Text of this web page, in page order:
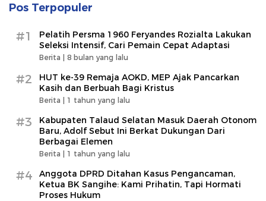
Pos Terpopuler
#1
Pelatih Persma 1960 Feryandes Rozialta Lakukan
Seleksi Intensif, Cari Pemain Cepat Adaptasi​
Berita | 8 bulan yang lalu
#2
HUT ke-39 Remaja AOKD, MEP Ajak Pancarkan
Kasih dan Berbuah Bagi Kristus
Berita | 1 tahun yang lalu
#3
Kabupaten Talaud Selatan Masuk Daerah Otonom
Baru, Adolf Sebut Ini Berkat Dukungan Dari
Berbagai Elemen
Berita | 1 tahun yang lalu
#4
Anggota DPRD Ditahan Kasus Pengancaman,
Ketua BK Sangihe: Kami Prihatin, Tapi Hormati
Proses Hukum